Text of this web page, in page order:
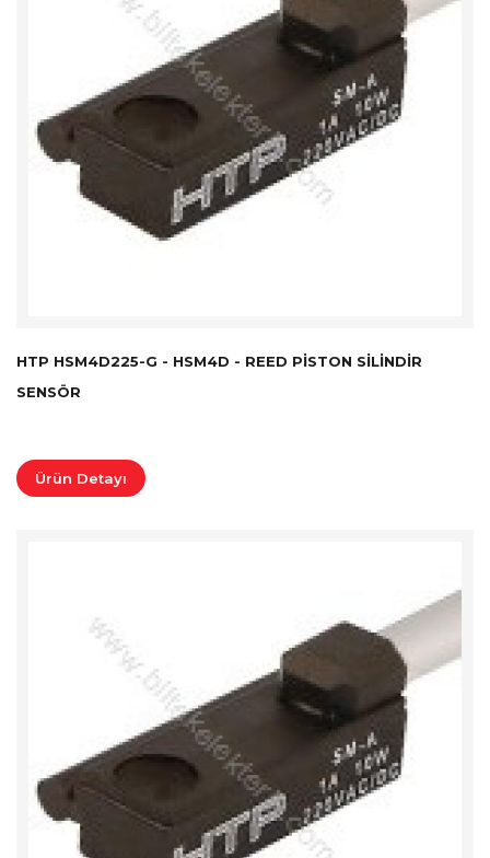
HTP HSM4D225-G - HSM4D - REED PISTON SILINDIR
SENSÖR
Ürün Detayı